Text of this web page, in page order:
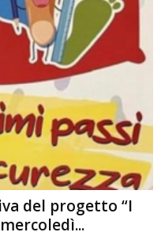
del progetto “I